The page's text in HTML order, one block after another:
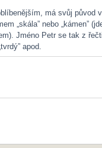
má svůj původ v
„skála” nebo „kámen”
Jméno Petr se tak z
apod.